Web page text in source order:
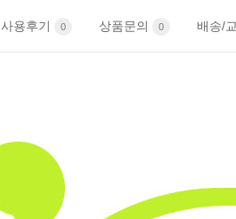
사용후기 0 상품문의 0 배송/